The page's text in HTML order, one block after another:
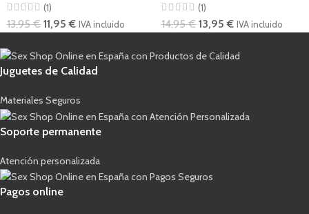
(1)
13,95€ 11,95€ IVA incluido
(1)
14,95€ 13,95€ IVA incluido
Juguetes de Calidad
Materiales Seguros
Soporte permanente
Atención personalizada
Pagos online